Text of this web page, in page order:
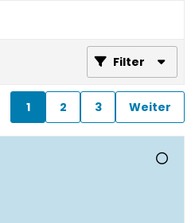
Filter
1 2 3 Weiter